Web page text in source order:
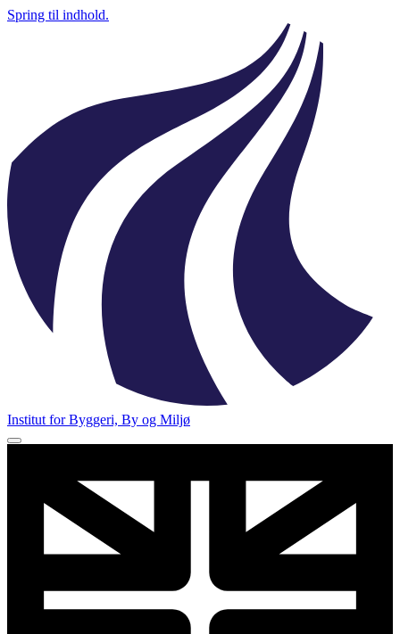
Spring til indhold.
Institut for Byggeri, By og Miljø